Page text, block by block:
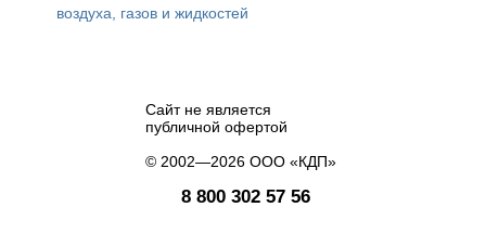
воздуха, газов и жидкостей
Сайт не является
публичной офертой
© 2002—2026 ООО «КДП»
8 800 302 57 56